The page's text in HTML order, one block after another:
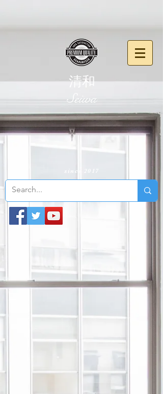
清和
​Seiwa
since 2017